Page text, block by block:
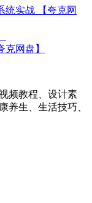
统实战 【夸克网
网盘】
频教程、设计素
养生、生活技巧、